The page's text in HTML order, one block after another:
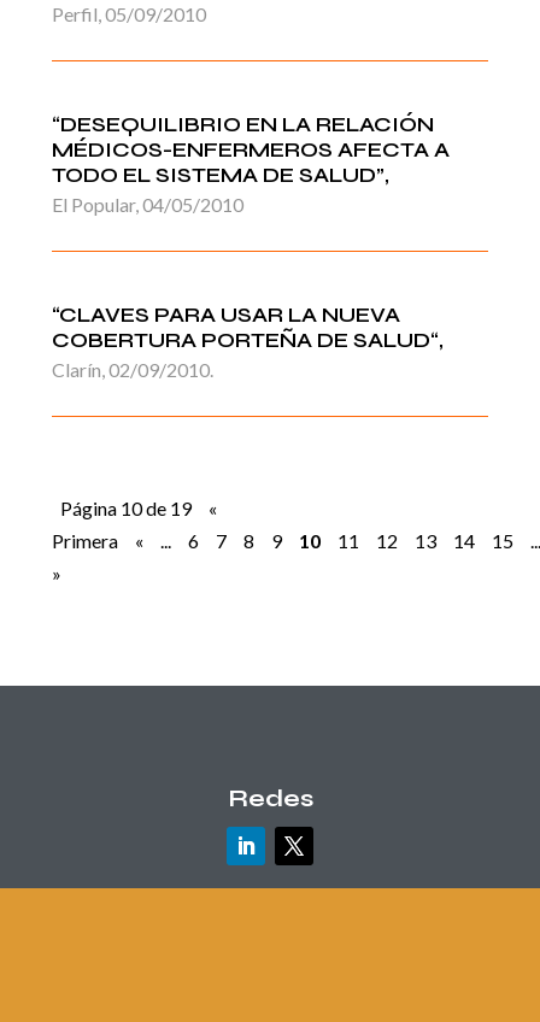
Perfil, 05/09/2010
“DESEQUILIBRIO EN LA RELACIÓN
MÉDICOS-ENFERMEROS AFECTA A
TODO EL SISTEMA DE SALUD”,
El Popular, 04/05/2010
“CLAVES PARA USAR LA NUEVA
COBERTURA PORTEÑA DE SALUD“,
Clarín, 02/09/2010.
Página 10 de 19
«
Primera
« ... 6 7 8 9 10 11 12 13 14 15
»
Redes